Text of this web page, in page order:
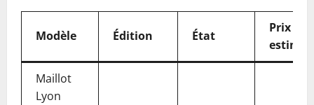
Modèle Édition État
Prix
estimé
Maillot
Lyon